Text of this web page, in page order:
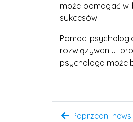
może pomagać w
sukcesów.
Pomoc
rozwiązywaniu
psychologa może
Poprzedni news